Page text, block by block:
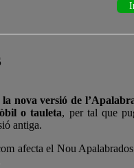
la nova versió de
o tauleta, per tal que
antiga.
afecta el Nou